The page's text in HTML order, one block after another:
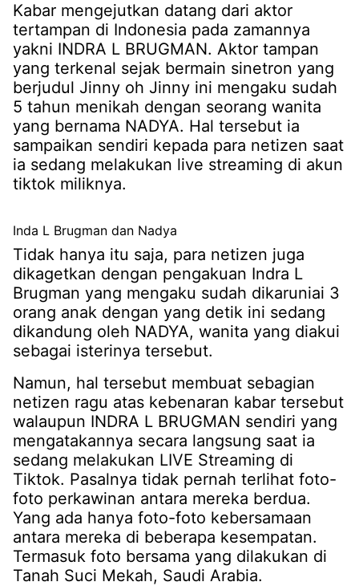
Kabar mengejutkan datang dari aktor
tertampan di Indonesia pada zamannya
yakni INDRA L BRUGMAN. Aktor tampan
yang terkenal sejak bermain sinetron yang
berjudul Jinny oh Jinny ini mengaku sudah
5 tahun menikah dengan seorang wanita
yang bernama NADYA. Hal tersebut ia
sampaikan sendiri kepada para netizen saat
ia sedang melakukan live streaming di akun
tiktok miliknya.
Inda L Brugman dan Nadya
Tidak hanya itu saja, para netizen juga
dikagetkan dengan pengakuan Indra L
Brugman yang mengaku sudah dikaruniai 3
orang anak dengan yang detik ini sedang
dikandung oleh NADYA, wanita yang diakui
sebagai isterinya tersebut.
Namun, hal tersebut membuat sebagian
netizen ragu atas kebenaran kabar tersebut
walaupun INDRA L BRUGMAN sendiri yang
mengatakannya secara langsung saat ia
sedang melakukan LIVE Streaming di
Tiktok. Pasalnya tidak pernah terlihat foto-
foto perkawinan antara mereka berdua.
Yang ada hanya foto-foto kebersamaan
antara mereka di beberapa kesempatan.
Termasuk foto bersama yang dilakukan di
Tanah Suci Mekah, Saudi Arabia.